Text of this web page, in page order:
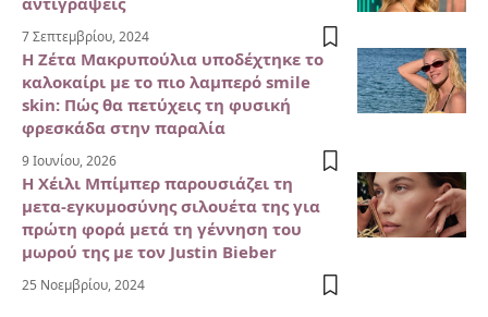
7 Σεπτεμβρίου, 2024
Η Ζέτα Μακρυπούλια υποδέχτηκε το
καλοκαίρι με το πιο λαμπερό smile
skin: Πώς θα πετύχεις τη φυσική
φρεσκάδα στην παραλία
9 Ιουνίου, 2026
Η Χέιλι Μπίμπερ παρουσιάζει τη
μετα-εγκυμοσύνης σιλουέτα της για
πρώτη φορά μετά τη γέννηση του
μωρού της με τον Justin Bieber
25 Νοεμβρίου, 2024